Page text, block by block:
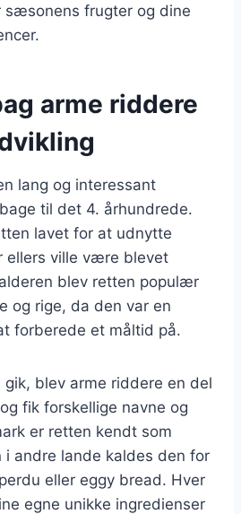
sæsonens frugter og dine
arme riddere
lang og interessant
til det 4. århundrede.
lavet for at udnytte
ellers ville være blevet
blev retten populær
og rige, da den var en
forberede et måltid på.
blev arme riddere en del
fik forskellige navne og
er retten kendt som
i andre lande kaldes den for
eller eggy bread. Hver
egne unikke ingredienser